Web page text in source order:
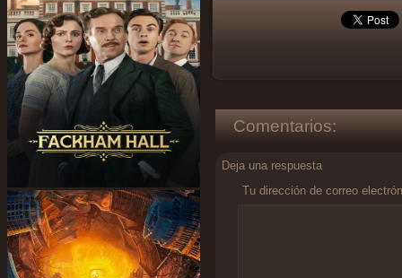
Comentarios:
Deja una respuesta
Tu dirección de correo